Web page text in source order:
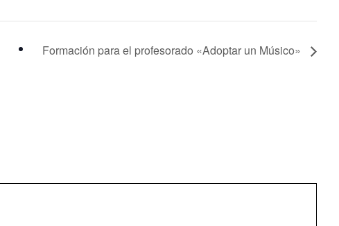
Formación para el profesorado «Adoptar un Músico»